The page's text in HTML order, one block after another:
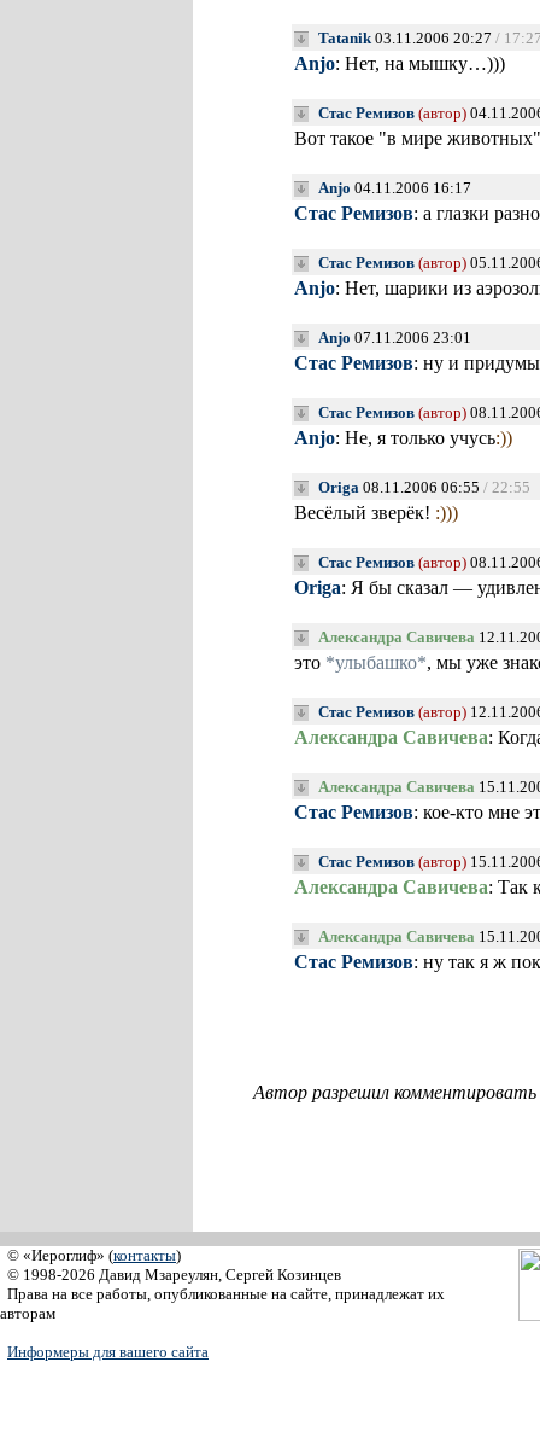
Tatanik03.11.2006 20:27 /
Anjo: Нет, на мышку…)))
Стас Ремизов (автор)
Вот такое "в мире
Anjo 04.11.2006 16:17
Стас Ремизов: а глазки
Стас Ремизов (автор)
Anjo: Нет, шарики из
Anjo 07.11.2006 23:01
Стас Ремизов: ну и
Стас Ремизов (автор)
Anjo: Не, я только учусь:))
Origa 08.11.2006 06:55 / 22:55
Весёлый зверёк! :)))
Стас Ремизов (автор)
Origa: Я бы сказал —
Александра Савичева
это *улыбашко*, мы уже
Стас Ремизов (автор)
Александра Савичева:
Александра Савичева
Стас Ремизов: кое-кто мне
Стас Ремизов (автор)
Александра Савичева: Так
Александра Савичева
Стас Ремизов: ну так я ж
Автор разрешил
© «Иероглиф» (контакты)
© 1998-2026 Давид Мзареулян, Сергей Козинцев
Права на все работы, опубликованные на сайте, принадлежат их
авторам
Информеры для вашего сайта